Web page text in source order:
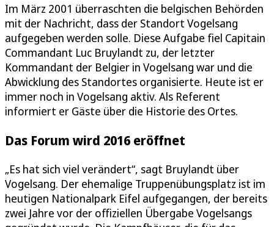
Im März 2001 überraschten die belgischen Behörden
mit der Nachricht, dass der Standort Vogelsang
aufgegeben werden solle. Diese Aufgabe fiel Capitain
Commandant Luc Bruylandt zu, der letzter
Kommandant der Belgier in Vogelsang war und die
Abwicklung des Standortes organisierte. Heute ist er
immer noch in Vogelsang aktiv. Als Referent
informiert er Gäste über die Historie des Ortes.
Das Forum wird 2016 eröffnet
„Es hat sich viel verändert“, sagt Bruylandt über
Vogelsang. Der ehemalige Truppenübungsplatz ist im
heutigen Nationalpark Eifel aufgegangen, der bereits
zwei Jahre vor der offiziellen Übergabe Vogelsangs